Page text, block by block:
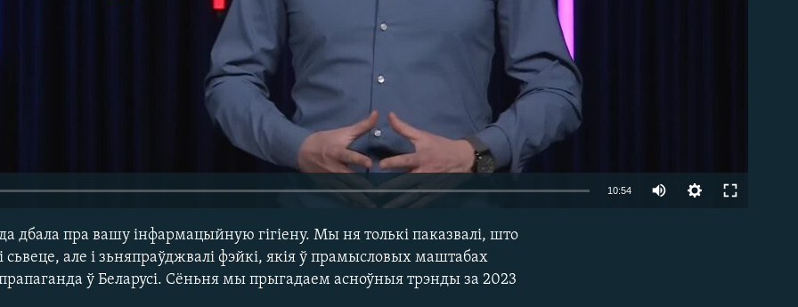
10:54
дбала пра вашу інфармацыйную гігіену. Мы ня толькі паказвалі, што
сьвеце, але і зьняпраўджвалі фэйкі, якія ў прамысловых маштабах
ў Беларусі. Сёньня мы прыгадаем асноўныя трэнды за 2023